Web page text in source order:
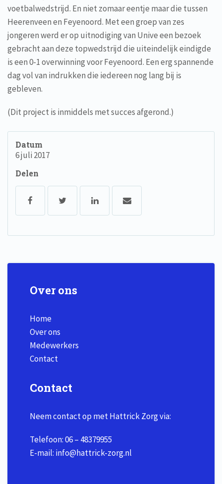
voetbalwedstrijd. En niet zomaar eentje maar die tussen
Heerenveen en Feyenoord. Met een groep van zes
jongeren werd er op uitnodiging van Unive een bezoek
gebracht aan deze topwedstrijd die uiteindelijk eindigde
is een 0-1 overwinning voor Feyenoord. Een erg spannende
dag vol van indrukken die iedereen nog lang bij is
gebleven.
(Dit project is inmiddels met succes afgerond.)
Datum
6 juli 2017
Delen
Over ons
Home
Over ons
Medewerkers
Contact
Contact
Neem contact op met Hattrick Zorg via:
Telefoon:06 – 48379955
E-mail: info@hattrick-zorg.nl